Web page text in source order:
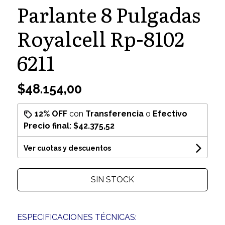
Parlante 8 Pulgadas
Royalcell Rp-8102
6211
$48.154,00
12% OFFcon Transferenciao Efectivo
Precio final: $42.375,52
Ver cuotas y descuentos
SIN STOCK
ESPECIFICACIONES TÉCNICAS: